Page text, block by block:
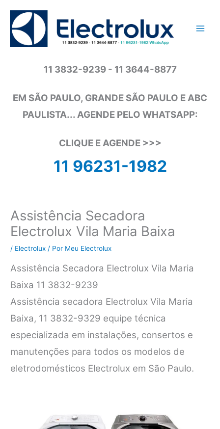
conteúdo
11 3832-9239 - 11 3644-8877
EM SÃO PAULO, GRANDE SÃO PAULO E ABC
PAULISTA... AGENDE PELO WHATSAPP:
CLIQUE E AGENDE >>>
11 96231-1982
Assistência Secadora
Electrolux Vila Maria Baixa
/ Electrolux / Por Meu Electrolux
Assistência Secadora Electrolux Vila Maria
Baixa 11 3832-9239
Assistência secadora Electrolux Vila Maria
Baixa, 11 3832-9329 equipe técnica
especializada em instalações, consertos e
manutenções para todos os modelos de
eletrodomésticos Electrolux em São Paulo.